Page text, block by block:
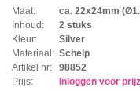
Maat:
ca. 22x24mm
Inhoud:
2 stuks
Kleur:
Silver
Materiaal: Schelp
Artikel nr:
98852
Prijs:
Inloggen voor